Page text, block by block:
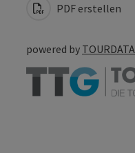
PDF erstellen
powered by TOURDATA